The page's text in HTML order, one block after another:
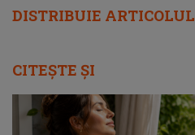
DISTRIBUIE ARTICOLUL
CITEȘTE ȘI